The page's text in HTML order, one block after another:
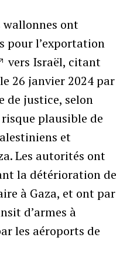
wallonnes ont
pour l’exportation
vers Israël, citant
26 janvier 2024 par
de justice, selon
plausible de
et
Les autorités ont
la détérioration de
à Gaza, et ont par
d’armes à
les aéroports de